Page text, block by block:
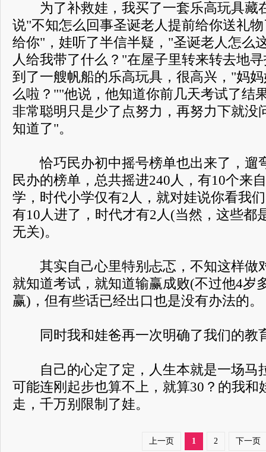
为了补救娃，我买了一套乐高玩具藏
说"不知怎么回事圣诞老人提前给你送礼
给你"，娃听了半信半疑，"圣诞老人怎么
人给我带了什么？"在屋子里转来转去地
到了一艘帆船的乐高玩具，很高兴，"妈
么啦？""他说，他知道你前几天考试了结
非常聪明只是少了点努力，再努力下就没
知道了"。
恰巧民办初中摇号榜单也出来了，遛
民办的榜单，总共摇进240人，有10个来
学，时代小学仅有2人，就对娃说你看我
有10人进了，时代才有2人(当然，这些都
无关)。
其实自己心里特别忐忑，不知这样做
就知道考试，就知道输赢成败(不过他4岁
赢)，但有些话已经出口也是没有办法的。
同时我和娃爸再一次明确了我们的教
自己的心定了定，人生本就是一场马
可能连刚起步也算不上，就算30？的我和
走，千万别限制了娃。
上一页 1 2 下一页